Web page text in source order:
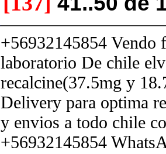
+56932145854 Vendo
laboratorio De chile
recalcine(37.5mg y
Delivery para optima
y envios a todo chile
+56932145854